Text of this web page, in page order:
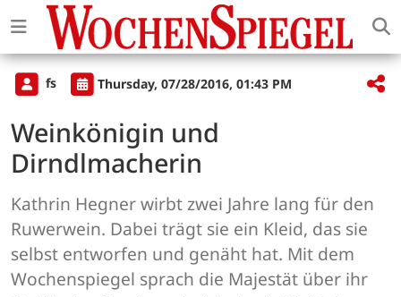
fs Thursday, 07/28/2016, 01:43 PM
Weinkönigin und
Dirndlmacherin
Kathrin Hegner wirbt zwei Jahre lang für den
Ruwerwein. Dabei trägt sie ein Kleid, das sie
selbst entworfen und genäht hat. Mit dem
Wochenspiegel sprach die Majestät über ihr